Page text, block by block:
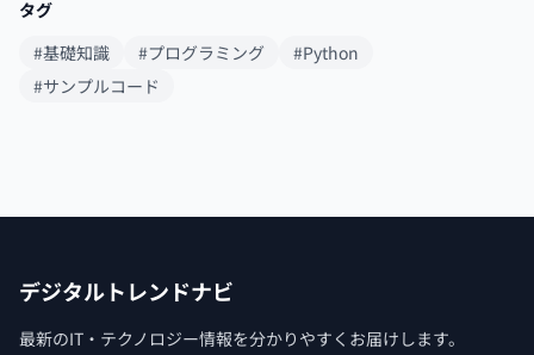
タグ
#基礎知識
#プログラミング
#Python
#サンプルコード
デジタルトレンドナビ
最新のIT・テクノロジー情報を分かりやすくお届けします。